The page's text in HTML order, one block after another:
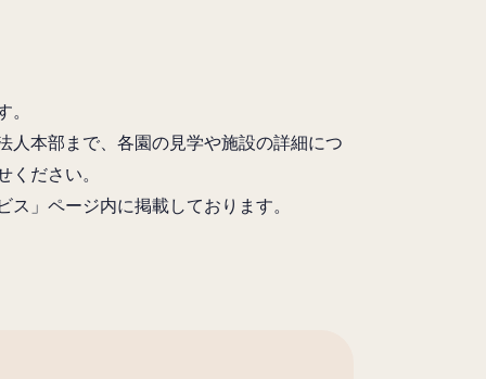
。
人本部まで、各園の見学や施設の詳細につ
ください。
」ページ内に掲載しております。